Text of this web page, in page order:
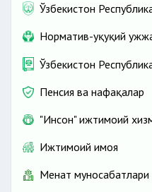
Ўзбекистон
Норматив-ҳуқуқий
Ўзбекистон
Пенсия ва нафақалар
"Инсон" ижтимоий
Ижтимоий ҳимоя
Меҳнат муносабатлари